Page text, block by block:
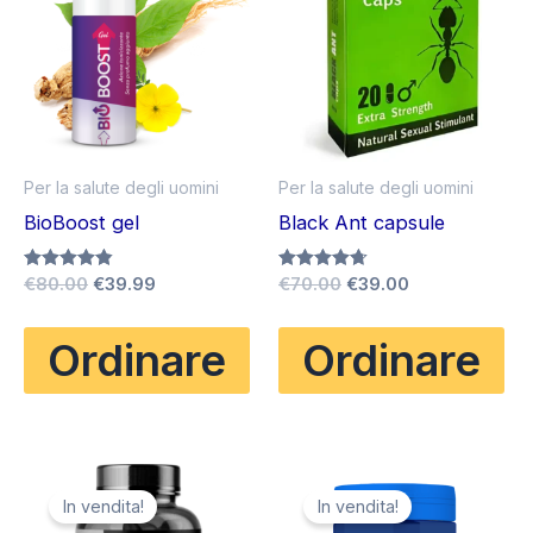
Per la salute degli uomini
BioBoost gel
Valutato
€80.00 Il
originale
era:
€80.00.
€39.99
attuale
è:
€39.99.
Ordinare
Per la salute degli uomini
Black Ant capsule
Valutato
€70.00 Il
originale
era:
€70.00.
€39.00
attuale
è:
€39.00.
Ordinare
In vendita! In vendita!